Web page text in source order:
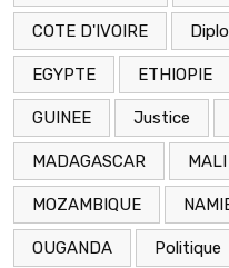
COTE D'IVOIRE
EGYPTE ETHIOPIE
GUINEE Justice
MADAGASCAR MALI
MOZAMBIQUE
OUGANDA Politique